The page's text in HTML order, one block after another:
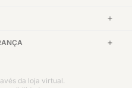
da loja virtual.